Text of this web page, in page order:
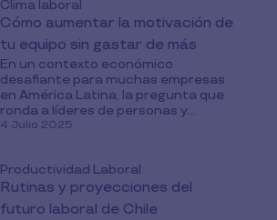
Clima laboral
Cómo aumentar la motivación de
tu equipo sin gastar de más
En un contexto económico
desafiante para muchas empresas
en América Latina, la pregunta que
ronda a líderes de personas y...
4 Julio 2025
Productividad Laboral
Rutinas y proyecciones del
futuro laboral de Chile